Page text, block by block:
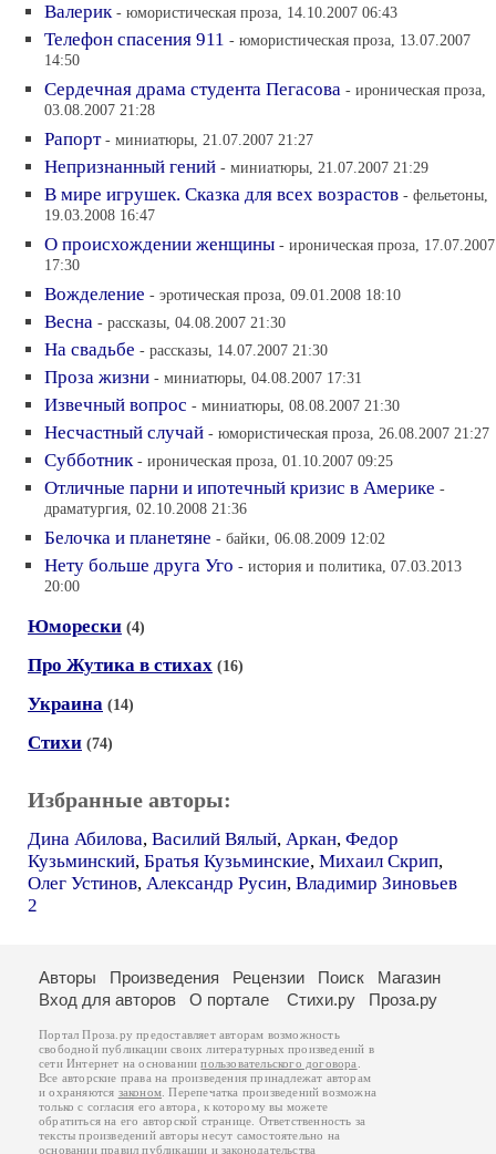
Валерик - юмористическая проза, 14.10.2007 06:43
Телефон спасения 911 - юмористическая проза, 13.07.2007
14:50
Сердечная драма студента Пегасова - ироническая проза,
03.08.2007 21:28
Рапорт - миниатюры, 21.07.2007 21:27
Непризнанный гений - миниатюры, 21.07.2007 21:29
В мире игрушек. Сказка для всех возрастов - фельетоны,
19.03.2008 16:47
О происхождении женщины - ироническая проза, 17.07.2007
17:30
Вожделение - эротическая проза, 09.01.2008 18:10
Весна - рассказы, 04.08.2007 21:30
На свадьбе - рассказы, 14.07.2007 21:30
Проза жизни - миниатюры, 04.08.2007 17:31
Извечный вопрос - миниатюры, 08.08.2007 21:30
Несчастный случай - юмористическая проза, 26.08.2007 21:27
Субботник - ироническая проза, 01.10.2007 09:25
Отличные парни и ипотечный кризис в Америке -
драматургия, 02.10.2008 21:36
Белочка и планетяне - байки, 06.08.2009 12:02
Нету больше друга Уго - история и политика, 07.03.2013
20:00
Юморески (4)
Про Жутика в стихах (16)
Украина (14)
Стихи (74)
Избранные авторы:
Дина Абилова, Василий Вялый, Аркан, Федор
Кузьминский, Братья Кузьминские, Михаил Скрип,
Олег Устинов, Александр Русин, Владимир Зиновьев
2
Авторы Произведения Рецензии Поиск
Магазин
Вход для авторов
О портале Стихи.ру Проза.ру
Портал Проза.ру предоставляет авторам возможность
свободной публикации своих литературных произведений в
сети Интернет на основаниипользовательского договора
Все авторские права на произведения принадлежат авторам
и охраняются законом . Перепечатка произведений возможна
только с согласия его автора, к которому вы можете
обратиться на его авторской странице. Ответственность за
тексты произведений авторы несут самостоятельно на
основанииправил публикации изаконодательства